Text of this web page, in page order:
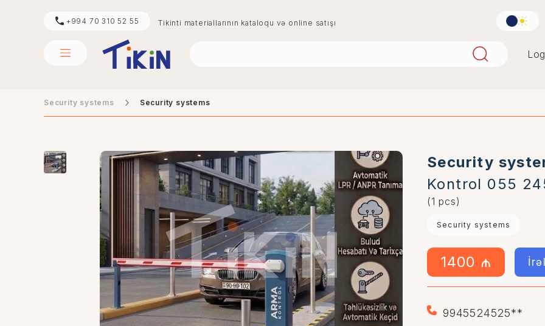
+994 70 310 52 55 Tikinti materiallarının kataloqu və online satışı
digər penoplast
Security systems Security systems
Security
Kontrol 055
(1 pcs)
Security systems
1400 ₼
9945524525**